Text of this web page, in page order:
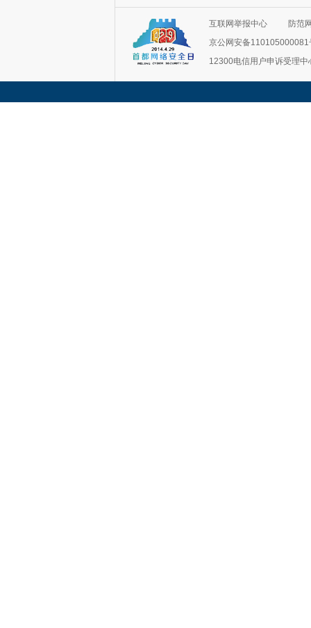
互联网举报中心
防范
京公网安备110105000081
12300电信用户申诉受理中